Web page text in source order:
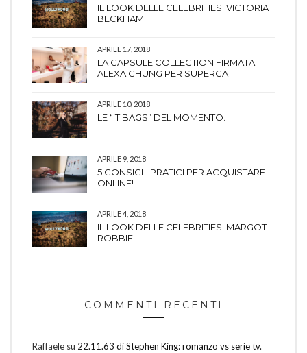
IL LOOK DELLE CELEBRITIES: VICTORIA
BECKHAM
APRILE 17, 2018
LA CAPSULE COLLECTION FIRMATA
ALEXA CHUNG PER SUPERGA
APRILE 10, 2018
LE “IT BAGS” DEL MOMENTO.
APRILE 9, 2018
5 CONSIGLI PRATICI PER ACQUISTARE
ONLINE!
APRILE 4, 2018
IL LOOK DELLE CELEBRITIES: MARGOT
ROBBIE.
COMMENTI RECENTI
Raffaele su 22.11.63 di Stephen King: romanzo vs serie tv.